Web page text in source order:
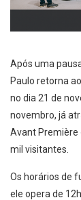
Após uma
Paulo retorna
no dia 21 de
novembro, já
Avant Première
mil visitantes.
Os horários de
ele opera de